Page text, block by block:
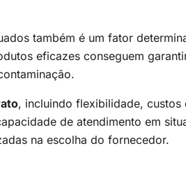
também é um fator
eficazes conseguem
, incluindo flexibilidade, custos
de atendimento em
na escolha do fornecedor.